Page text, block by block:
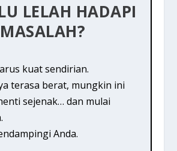
LELAH HADAPI
MASALAH?
kuat sendirian.
terasa berat, mungkin ini
sejenak… dan mulai
Anda.